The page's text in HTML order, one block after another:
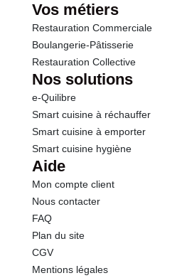
Vos métiers
Restauration Commerciale
Boulangerie-Pâtisserie
Restauration Collective
Nos solutions
e-Quilibre
Smart cuisine à réchauffer
Smart cuisine à emporter
Smart cuisine hygiène
Aide
Mon compte client
Nous contacter
FAQ
Plan du site
CGV
Mentions légales